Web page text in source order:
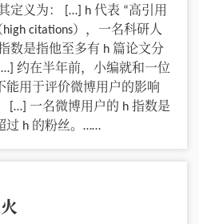
定义为： […] h 代表 “高引用
high citations），一名科研人
数是指他至多有 h 篇论文分
约在半年前，小编就和一位
能用于评价微博用户的影响
[…] 一名微博用户的 h 指数是
过 h 的粉丝。……